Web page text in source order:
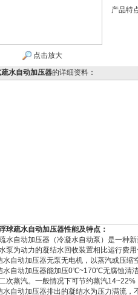
点击放大
产品特
水自动加压器的详细资料：
球疏水自动加压器性能及特点：
自动加压器（冷凝水自动泵）是一种新
泵为动力的凝结水回收装置相比运行费
水自动加压器无泵无电机，以蒸汽或压缩
水自动加压器能加压0℃~170℃无腐蚀清
次蒸汽。一般情况下可节约蒸汽
水自动加压器排出的凝结水为压力满流